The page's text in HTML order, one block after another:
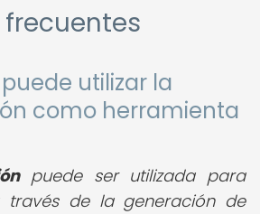
utilizar la
como herramienta
puede ser utilizada para
de la generación de